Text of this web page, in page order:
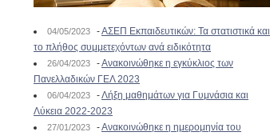
04/05/2023 -ΑΣΕΠ Εκπαιδευτικών: Τα στατιστικά και
το πλήθος συμμετεχόντων ανά ειδικότητα
26/04/2023 -Ανακοινώθηκε η εγκύκλιος των
Πανελλαδικών ΓΕΛ 2023
06/04/2023 -Λήξη μαθημάτων για Γυμνάσια και
Λύκεια 2022-2023
27/01/2023 -Ανακοινώθηκε η ημερομηνία του